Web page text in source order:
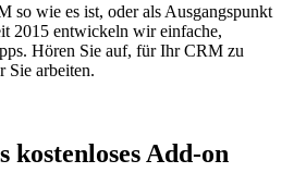
so wie es ist, oder als Ausgangspunkt
2015 entwickeln wir einfache,
Hören Sie auf, für Ihr CRM zu
Sie arbeiten.
kostenloses Add-on